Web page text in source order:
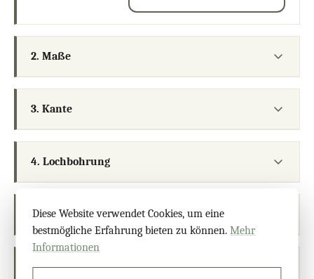
2. Maße
3. Kante
4. Lochbohrung
5. Anmerkungen & Datei
6. Konfiguration prüfen
Diese Website verwendet Cookies, um eine
bestmögliche Erfahrung bieten zu können.Mehr
Informationen